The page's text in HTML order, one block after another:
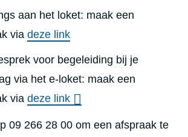
aan het loket: maak een
via deze link
voor begeleiding bij je
via het e-loket: maak een
via deze link
09 266 28 00 om een afspraak te